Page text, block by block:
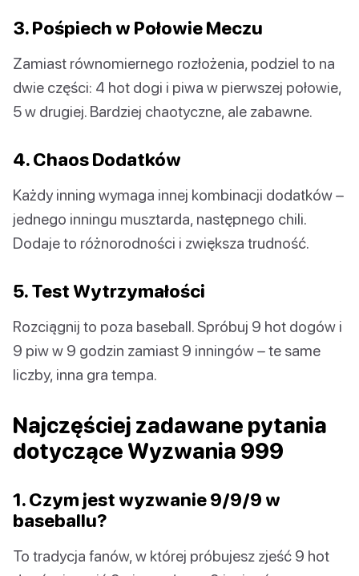
3. Pośpiech w Połowie Meczu
Zamiast równomiernego rozłożenia, podziel to na
dwie części: 4 hot dogi i piwa w pierwszej połowie,
5 w drugiej. Bardziej chaotyczne, ale zabawne.
4. Chaos Dodatków
Każdy inning wymaga innej kombinacji dodatków –
jednego inningu musztarda, następnego chili.
Dodaje to różnorodności i zwiększa trudność.
5. Test Wytrzymałości
Rozciągnij to poza baseball. Spróbuj 9 hot dogów i
9 piw w 9 godzin zamiast 9 inningów – te same
liczby, inna gra tempa.
Najczęściej zadawane pytania
dotyczące Wyzwania 999
1. Czym jest wyzwanie 9/9/9 w
baseballu?
To tradycja fanów, w której próbujesz zjeść 9 hot